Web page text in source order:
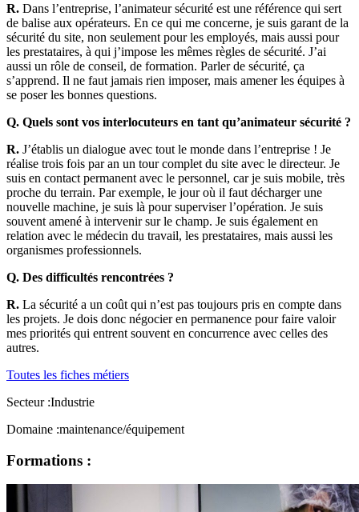
R. Dans l’entreprise, l’animateur sécurité est une référence qui sert
de balise aux opérateurs. En ce qui me concerne, je suis garant de la
sécurité du site, non seulement pour les employés, mais aussi pour
les prestataires, à qui j’impose les mêmes règles de sécurité. J’ai
aussi un rôle de conseil, de formation. Parler de sécurité, ça
s’apprend. Il ne faut jamais rien imposer, mais amener les équipes à
se poser les bonnes questions.
Q. Quels sont vos interlocuteurs en tant qu’animateur sécurité ?
R. J’établis un dialogue avec tout le monde dans l’entreprise ! Je
réalise trois fois par an un tour complet du site avec le directeur. Je
suis en contact permanent avec le personnel, car je suis mobile, très
proche du terrain. Par exemple, le jour où il faut décharger une
nouvelle machine, je suis là pour superviser l’opération. Je suis
souvent amené à intervenir sur le champ. Je suis également en
relation avec le médecin du travail, les prestataires, mais aussi les
organismes professionnels.
Q. Des difficultés rencontrées ?
R. La sécurité a un coût qui n’est pas toujours pris en compte dans
les projets. Je dois donc négocier en permanence pour faire valoir
mes priorités qui entrent souvent en concurrence avec celles des
autres.
Toutes les fiches métiers
Secteur :Industrie
Domaine :maintenance/équipement
Formations :